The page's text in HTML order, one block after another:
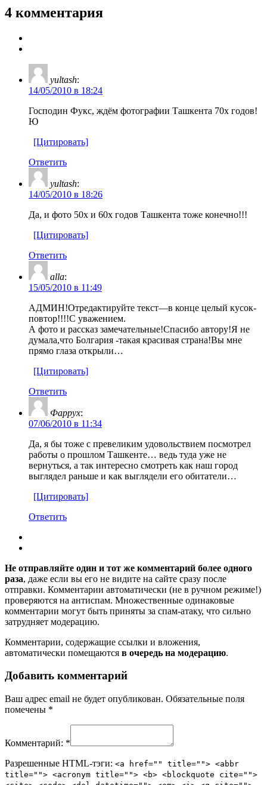
4 комментария
yultash:
14/05/2010 в 18:24
Господин Фукс, ждём фотографии Ташкента 70х годов!
Ю
[Цитировать]
Ответить
yultash:
14/05/2010 в 18:26
Да, и фото 50х и 60х годов Ташкента тоже конечно!!!
[Цитировать]
Ответить
alla:
15/05/2010 в 11:49
АДМИН!Отредактируйте текст—в конце целый кусок-
повтор!!!!С уважением.
А фото и рассказ замечательные!Спасибо автору!Я не
думала,что Болгария -такая красивая страна!Вы мне
прямо глаза открыли…
[Цитировать]
Ответить
Фаррух:
07/06/2010 в 11:34
Да, я бы тоже с превеликим удовольствием посмотрел
работы о прошлом Ташкенте… ведь туда уже не
вернуться, а так интересно смотреть как наш город
выглядел раньше и как выглядели его обитатели…
[Цитировать]
Ответить
Не отправляйте один и тот же комментарий более одного
раза, даже если вы его не видите на сайте сразу после
отправки. Комментарии автоматически (не в ручном режиме!)
проверяются на антиспам. Множественные одинаковые
комментарии могут быть приняты за спам-атаку, что сильно
затрудняет модерацию.
Комментарии, содержащие ссылки и вложения,
автоматически помещаются в очередь на модерацию.
Добавить комментарий
Ваш адрес email не будет опубликован. Обязательные поля
помечены *
Комментарий: *
Разрешенные HTML-тэги: <a href="" title=""> <abbr
title=""> <acronym title=""> <b> <blockquote cite="">